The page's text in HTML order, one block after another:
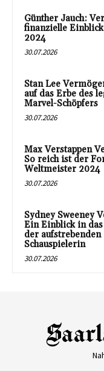
Günther Jauch:
finanzielle
2024
30.07.2026
Stan Lee
auf das Erbe des
Marvel-Schöpfers
30.07.2026
Max Verstappen
So reich ist der
Weltmeister 2024
30.07.2026
Sydney Sweeney
Ein Einblick in
der aufstrebenden
Schauspielerin
30.07.2026